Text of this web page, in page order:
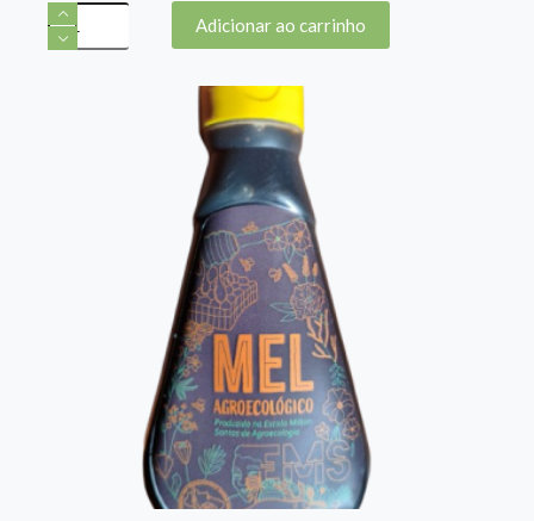
Camiseta
MST
Amarela
Adicionar ao carrinho